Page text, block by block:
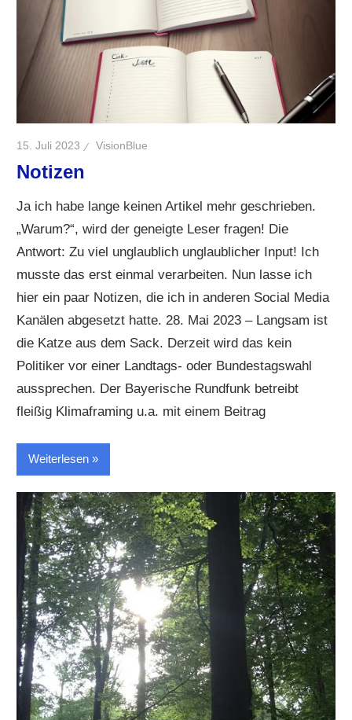
15. Juli 2023 VisionBlue
Notizen
Ja ich habe lange keinen Artikel mehr geschrieben.
„Warum?“, wird der geneigte Leser fragen! Die
Antwort: Zu viel unglaublich unglaublicher Input! Ich
musste das erst einmal verarbeiten. Nun lasse ich
hier ein paar Notizen, die ich in anderen Social Media
Kanälen abgesetzt hatte. 28. Mai 2023 – Langsam ist
die Katze aus dem Sack. Derzeit wird das kein
Politiker vor einer Landtags- oder Bundestagswahl
aussprechen. Der Bayerische Rundfunk betreibt
fleißig Klimaframing u.a. mit einem Beitrag
Weiterlesen